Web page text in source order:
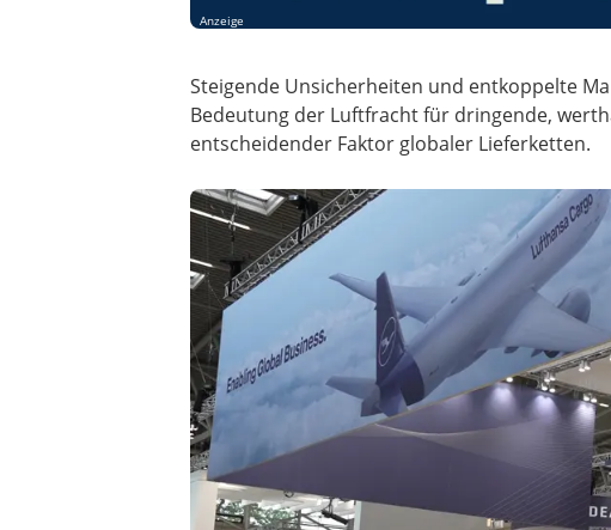
Anzeige
Steigende Unsicherheiten und entkoppelte
Bedeutung der Luftfracht für dringende,
entscheidender Faktor globaler Lieferketten.